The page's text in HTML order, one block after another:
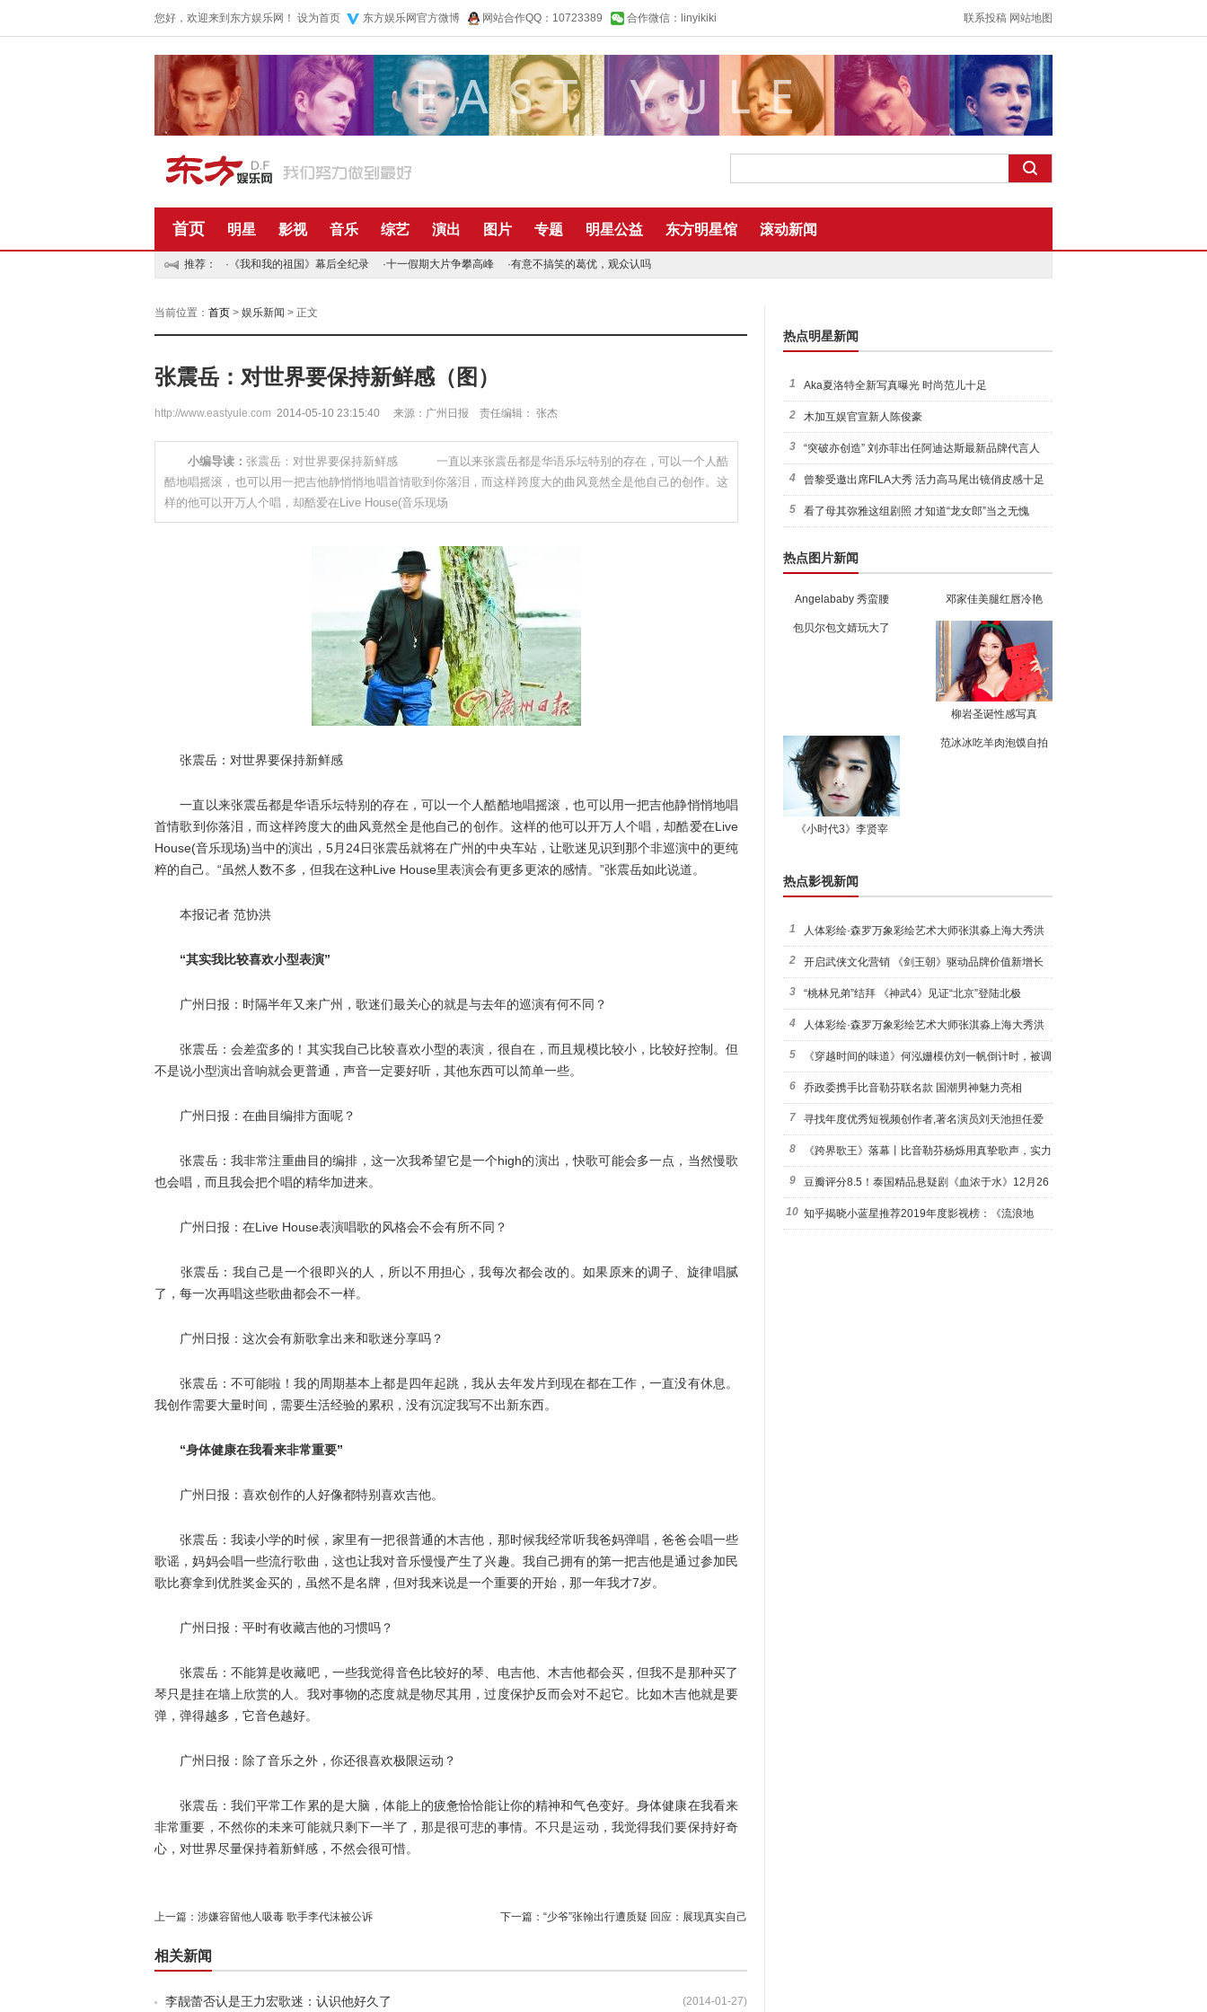
您好，欢迎来到东方娱乐网！ 设为首页 东方娱乐网官方微博 网站合作QQ：10723389 合作微信：linyikiki 联系投稿 网站地图
首页 明星 影视 音乐 综艺 演出 图片 专题 明星公益 东方明星馆 滚动新闻
推荐： · 《我和我的祖国》幕后全纪录 ·十一假期大片争攀高峰 ·有意不搞笑的葛优，观众认吗
当前位置： 首页 > 娱乐新闻 > 正文
张震岳：对世界要保持新鲜感（图）
http://www.eastyule.com 2014-05-10 23:15:40 来源：广州日报 责任编辑： 张杰
小编导读： 张震岳：对世界要保持新鲜感 一直以来张震岳都是华语乐坛特别的存在，可以一个人酷
酷地唱摇滚，也可以用一把吉他静悄悄地唱首情歌到你落泪，而这样跨度大的曲风竟然全是他自己的创作。这
样的他可以开万人个唱，却酷爱在Live House(音乐现场
张震岳：对世界要保持新鲜感
一直以来张震岳都是华语乐坛特别的存在，可以一个人酷酷地唱摇滚，也可以用一把吉他静悄悄地唱
首情歌到你落泪，而这样跨度大的曲风竟然全是他自己的创作。这样的他可以开万人个唱，却酷爱在Live
House(音乐现场)当中的演出，5月24日张震岳就将在广州的中央车站，让歌迷见识到那个非巡演中的更纯
粹的自己。“虽然人数不多，但我在这种Live House里表演会有更多更浓的感情。”张震岳如此说道。
本报记者 范协洪
“其实我比较喜欢小型表演”
广州日报：时隔半年又来广州，歌迷们最关心的就是与去年的巡演有何不同？
张震岳：会差蛮多的！其实我自己比较喜欢小型的表演，很自在，而且规模比较小，比较好控制。但
不是说小型演出音响就会更普通，声音一定要好听，其他东西可以简单一些。
广州日报：在曲目编排方面呢？
张震岳：我非常注重曲目的编排，这一次我希望它是一个high的演出，快歌可能会多一点，当然慢歌
也会唱，而且我会把个唱的精华加进来。
广州日报：在Live House表演唱歌的风格会不会有所不同？
张震岳：我自己是一个很即兴的人，所以不用担心，我每次都会改的。如果原来的调子、旋律唱腻
了，每一次再唱这些歌曲都会不一样。
广州日报：这次会有新歌拿出来和歌迷分享吗？
张震岳：不可能啦！我的周期基本上都是四年起跳，我从去年发片到现在都在工作，一直没有休息。
我创作需要大量时间，需要生活经验的累积，没有沉淀我写不出新东西。
“身体健康在我看来非常重要”
广州日报：喜欢创作的人好像都特别喜欢吉他。
张震岳：我读小学的时候，家里有一把很普通的木吉他，那时候我经常听我爸妈弹唱，爸爸会唱一些
歌谣，妈妈会唱一些流行歌曲，这也让我对音乐慢慢产生了兴趣。我自己拥有的第一把吉他是通过参加民
歌比赛拿到优胜奖金买的，虽然不是名牌，但对我来说是一个重要的开始，那一年我才7岁。
广州日报：平时有收藏吉他的习惯吗？
张震岳：不能算是收藏吧，一些我觉得音色比较好的琴、电吉他、木吉他都会买，但我不是那种买了
琴只是挂在墙上欣赏的人。我对事物的态度就是物尽其用，过度保护反而会对不起它。比如木吉他就是要
弹，弹得越多，它音色越好。
广州日报：除了音乐之外，你还很喜欢极限运动？
张震岳：我们平常工作累的是大脑，体能上的疲惫恰恰能让你的精神和气色变好。身体健康在我看来
非常重要，不然你的未来可能就只剩下一半了，那是很可悲的事情。不只是运动，我觉得我们要保持好奇
心，对世界尽量保持着新鲜感，不然会很可惜。
上一篇： 涉嫌容留他人吸毒 歌手李代沫被公诉 下一篇： “少爷”张翰出行遭质疑 回应：展现真实自己
相关新闻
(2014-01-27)
李靓蕾否认是王力宏歌迷：认识他好久了
热点明星新闻
1 Aka夏洛特全新写真曝光 时尚范儿十足
2 木加互娱官宣新人陈俊豪
3 “突破亦创造” 刘亦菲出任阿迪达斯最新品牌代言人
引爆
4 曾黎受邀出席FILA大秀 活力高马尾出镜俏皮感十足
5 看了母其弥雅这组剧照 才知道“龙女郎”当之无愧
热点图片新闻
Angelababy 秀蛮腰 邓家佳美腿红唇冷艳
包贝尔包文婧玩大了
柳岩圣诞性感写真
《小时代3》李贤宰
范冰冰吃羊肉泡馍自拍
热点影视新闻
1 人体彩绘·森罗万象彩绘艺术大师张淇淼上海大秀洪
荒宇宙
2 开启武侠文化营销 《剑王朝》驱动品牌价值新增长
3 “桃林兄弟”结拜 《神武4》见证“北京”登陆北极
4 人体彩绘·森罗万象彩绘艺术大师张淇淼上海大秀洪
荒宇宙
5 《穿越时间的味道》何泓姗模仿刘一帆倒计时，被调
侃“学人
6 乔政委携手比音勒芬联名款 国潮男神魅力亮相
7 寻找年度优秀短视频创作者,著名演员刘天池担任爱
奇艺号"奇
8 《跨界歌王》落幕丨比音勒芬杨烁用真挚歌声，实力
圈粉!
9 豆瓣评分8.5！泰国精品悬疑剧《血浓于水》12月26
日西瓜视
10 知乎揭晓小蓝星推荐2019年度影视榜：《流浪地